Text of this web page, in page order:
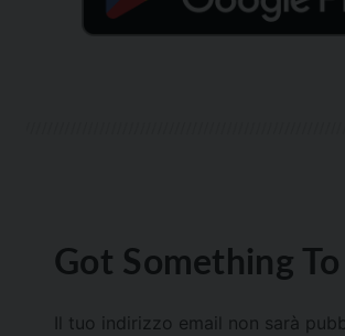
Got Something To
Il tuo indirizzo email non sarà